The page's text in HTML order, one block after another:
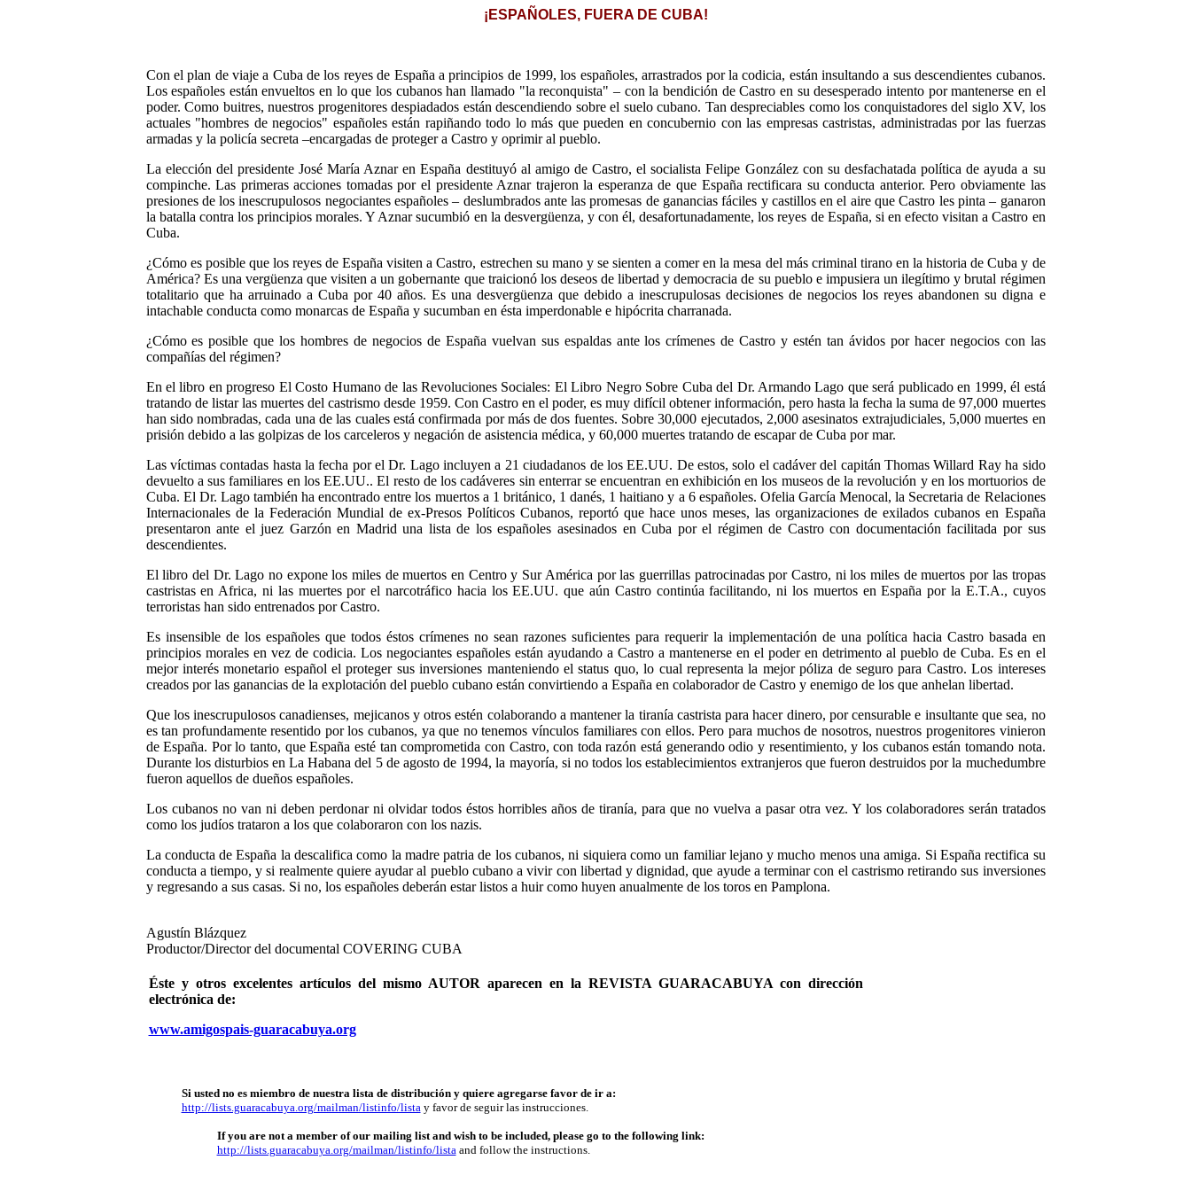
¡ESPAÑOLES, FUERA DE CUBA!
Con el plan de viaje a Cuba de los reyes de España a principios de 1999, los españoles, arrastrados por la codicia, están insultando a sus descendientes cubanos.
Los españoles están envueltos en lo que los cubanos han llamado "la reconquista" – con la bendición de Castro en su desesperado intento por mantenerse en el
poder. Como buitres, nuestros progenitores despiadados están descendiendo sobre el suelo cubano. Tan despreciables como los conquistadores del siglo XV, los
actuales "hombres de negocios" españoles están rapiñando todo lo más que pueden en concubernio con las empresas castristas, administradas por las fuerzas
armadas y la policía secreta –encargadas de proteger a Castro y oprimir al pueblo.
La elección del presidente José María Aznar en España destituyó al amigo de Castro, el socialista Felipe González con su desfachatada política de ayuda a su
compinche. Las primeras acciones tomadas por el presidente Aznar trajeron la esperanza de que España rectificara su conducta anterior. Pero obviamente las
presiones de los inescrupulosos negociantes españoles – deslumbrados ante las promesas de ganancias fáciles y castillos en el aire que Castro les pinta – ganaron
la batalla contra los principios morales. Y Aznar sucumbió en la desvergüenza, y con él, desafortunadamente, los reyes de España, si en efecto visitan a Castro en
Cuba.
¿Cómo es posible que los reyes de España visiten a Castro, estrechen su mano y se sienten a comer en la mesa del más criminal tirano en la historia de Cuba y de
América? Es una vergüenza que visiten a un gobernante que traicionó los deseos de libertad y democracia de su pueblo e impusiera un ilegítimo y brutal régimen
totalitario que ha arruinado a Cuba por 40 años. Es una desvergüenza que debido a inescrupulosas decisiones de negocios los reyes abandonen su digna e
intachable conducta como monarcas de España y sucumban en ésta imperdonable e hipócrita charranada.
¿Cómo es posible que los hombres de negocios de España vuelvan sus espaldas ante los crímenes de Castro y estén tan ávidos por hacer negocios con las
compañías del régimen?
En el libro en progreso El Costo Humano de las Revoluciones Sociales: El Libro Negro Sobre Cuba del Dr. Armando Lago que será publicado en 1999, él está
tratando de listar las muertes del castrismo desde 1959. Con Castro en el poder, es muy difícil obtener información, pero hasta la fecha la suma de 97,000 muertes
han sido nombradas, cada una de las cuales está confirmada por más de dos fuentes. Sobre 30,000 ejecutados, 2,000 asesinatos extrajudiciales, 5,000 muertes en
prisión debido a las golpizas de los carceleros y negación de asistencia médica, y 60,000 muertes tratando de escapar de Cuba por mar.
Las víctimas contadas hasta la fecha por el Dr. Lago incluyen a 21 ciudadanos de los EE.UU. De estos, solo el cadáver del capitán Thomas Willard Ray ha sido
devuelto a sus familiares en los EE.UU.. El resto de los cadáveres sin enterrar se encuentran en exhibición en los museos de la revolución y en los mortuorios de
Cuba. El Dr. Lago también ha encontrado entre los muertos a 1 británico, 1 danés, 1 haitiano y a 6 españoles. Ofelia García Menocal, la Secretaria de Relaciones
Internacionales de la Federación Mundial de ex-Presos Políticos Cubanos, reportó que hace unos meses, las organizaciones de exilados cubanos en España
presentaron ante el juez Garzón en Madrid una lista de los españoles asesinados en Cuba por el régimen de Castro con documentación facilitada por sus
descendientes.
El libro del Dr. Lago no expone los miles de muertos en Centro y Sur América por las guerrillas patrocinadas por Castro, ni los miles de muertos por las tropas
castristas en Africa, ni las muertes por el narcotráfico hacia los EE.UU. que aún Castro continúa facilitando, ni los muertos en España por la E.T.A., cuyos
terroristas han sido entrenados por Castro.
Es insensible de los españoles que todos éstos crímenes no sean razones suficientes para requerir la implementación de una política hacia Castro basada en
principios morales en vez de codicia. Los negociantes españoles están ayudando a Castro a mantenerse en el poder en detrimento al pueblo de Cuba. Es en el
mejor interés monetario español el proteger sus inversiones manteniendo el status quo, lo cual representa la mejor póliza de seguro para Castro. Los intereses
creados por las ganancias de la explotación del pueblo cubano están convirtiendo a España en colaborador de Castro y enemigo de los que anhelan libertad.
Que los inescrupulosos canadienses, mejicanos y otros estén colaborando a mantener la tiranía castrista para hacer dinero, por censurable e insultante que sea, no
es tan profundamente resentido por los cubanos, ya que no tenemos vínculos familiares con ellos. Pero para muchos de nosotros, nuestros progenitores vinieron
de España. Por lo tanto, que España esté tan comprometida con Castro, con toda razón está generando odio y resentimiento, y los cubanos están tomando nota.
Durante los disturbios en La Habana del 5 de agosto de 1994, la mayoría, si no todos los establecimientos extranjeros que fueron destruidos por la muchedumbre
fueron aquellos de dueños españoles.
Los cubanos no van ni deben perdonar ni olvidar todos éstos horribles años de tiranía, para que no vuelva a pasar otra vez. Y los colaboradores serán tratados
como los judíos trataron a los que colaboraron con los nazis.
La conducta de España la descalifica como la madre patria de los cubanos, ni siquiera como un familiar lejano y mucho menos una amiga. Si España rectifica su
conducta a tiempo, y si realmente quiere ayudar al pueblo cubano a vivir con libertad y dignidad, que ayude a terminar con el castrismo retirando sus inversiones
y regresando a sus casas. Si no, los españoles deberán estar listos a huir como huyen anualmente de los toros en Pamplona.
Agustín Blázquez
Productor/Director del documental COVERING CUBA
Éste y otros excelentes artículos del mismo AUTOR aparecen en la REVISTA GUARACABUYA con dirección
electrónica de:
www.amigospais-guaracabuya.org
Si usted no es miembro de nuestra lista de distribución y quiere agregarse favor de ir a:
http://lists.guaracabuya.org/mailman/listinfo/listay favor de seguir las instrucciones.
If you are not a member of our mailing list and wish to be included, please go to the following link:
http://lists.guaracabuya.org/mailman/listinfo/listaand follow the instructions.